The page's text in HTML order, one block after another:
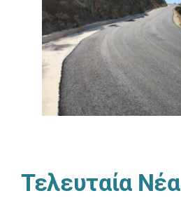
Τελευταία Νέα